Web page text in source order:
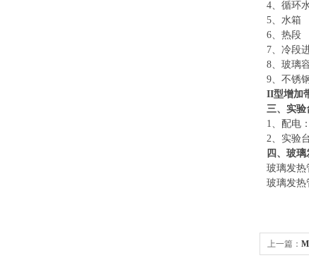
4、 循环
5、 水箱
6、 热段
7、冷段
8、 玻璃
9、 不锈
II型增加
三、实验
1、 配电：
2、 实验
四、玻
玻璃发热
玻璃发热
上一篇：